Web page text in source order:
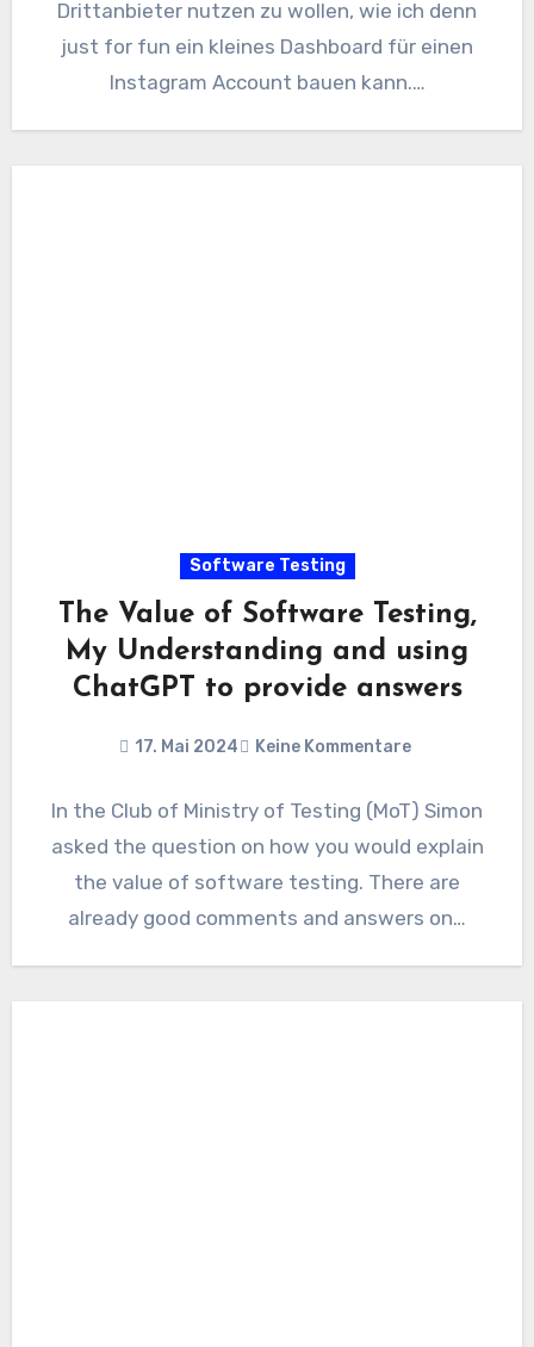
Drittanbieter nutzen zu wollen, wie ich denn
just for fun ein kleines Dashboard für einen
Instagram Account bauen kann.…
Software Testing
The Value of Software Testing,
My Understanding and using
ChatGPT to provide answers
17. Mai 2024 Keine Kommentare
In the Club of Ministry of Testing (MoT) Simon
asked the question on how you would explain
the value of software testing. There are
already good comments and answers on…